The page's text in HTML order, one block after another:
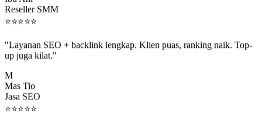
⭐⭐⭐⭐⭐
up juga kilat."
Mas Tio
Jasa SEO
⭐⭐⭐⭐⭐